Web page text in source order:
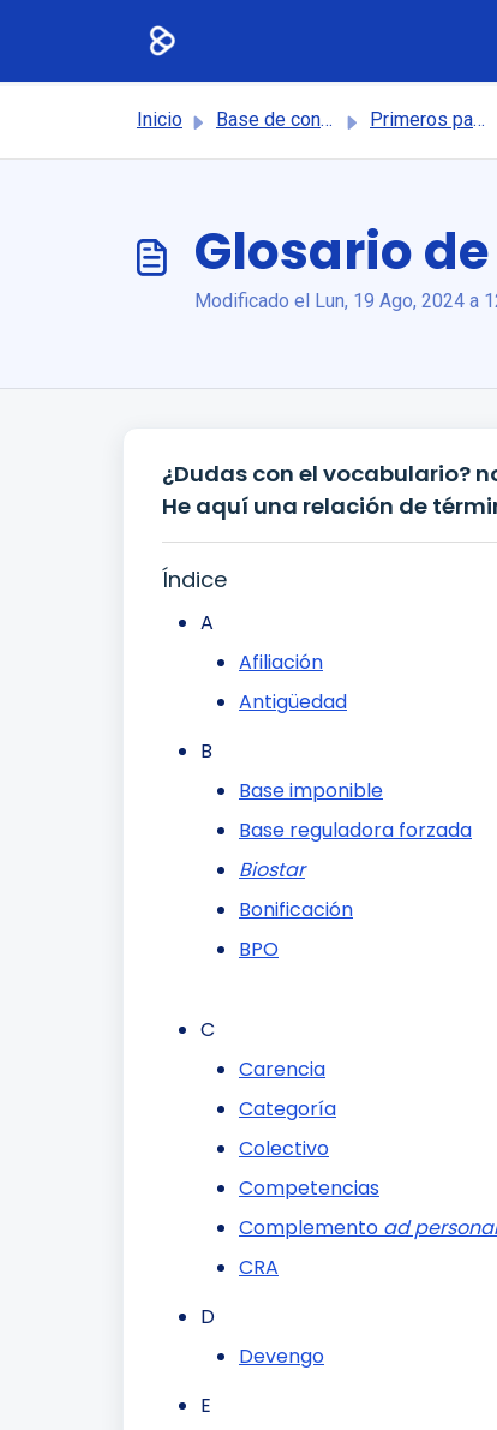
Inicio Base de conocimientos Primeros pasos
Glosario
Modificado el Lun, 19 Ago, 2024 a
¿Dudas con el vocabulario?
He aquí una relación de
Índice
A
Afiliación
Antigüedad
B
Base imponible
Base reguladora forzada
Biostar
Bonificación
BPO
C
Carencia
Categoría
Colectivo
Competencias
Complemento ad
CRA
D
Devengo
E